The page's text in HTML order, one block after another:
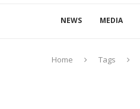
NEWS MEDIA
Home Tags